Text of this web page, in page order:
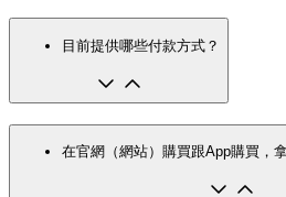
目前提供哪些付款方式？
在官網（網站）購買跟App購買，